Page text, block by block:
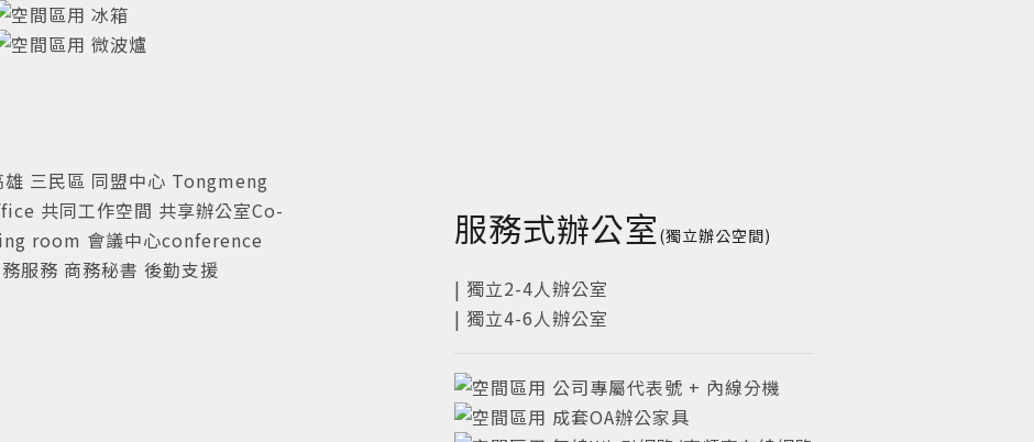
冰箱
微波爐
服務式辦公室 (獨立辦公空間)
| 獨立2-4人辦公室
| 獨立4-6人辦公室
公司專屬代表號 + 內線分機
成套OA辦公家具